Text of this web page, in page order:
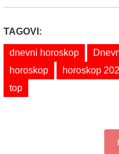
TAGOVI:
dnevni horoskop
horoskop
horoskop
top